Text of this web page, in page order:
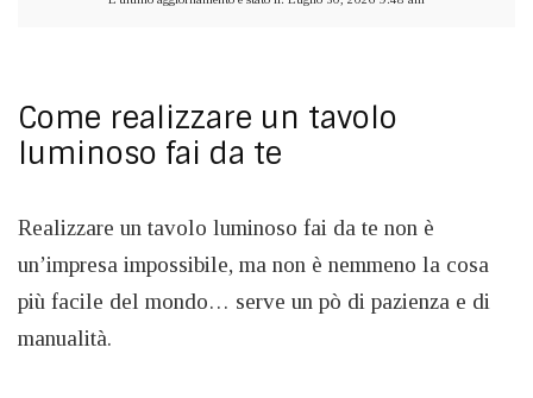
Come realizzare un tavolo
luminoso fai da te
Realizzare un tavolo luminoso fai da te non è
un’impresa impossibile, ma non è nemmeno la cosa
più facile del mondo… serve un pò di pazienza e di
manualità.